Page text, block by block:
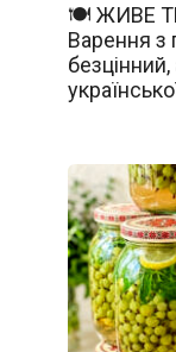
🍽️ ЖИВЕ
Варення з